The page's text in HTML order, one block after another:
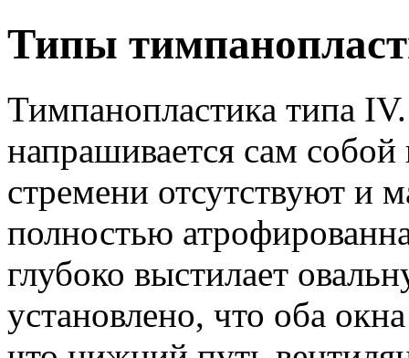
Типы
Тимпанопластика типа
напрашивается сам
стремени отсутствуют и
полностью
глубоко выстилает
установлено, что оба